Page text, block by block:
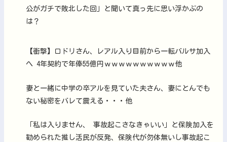
公がガチで敗北した回」と聞いて真っ先に思い浮かぶの
は？
【衝撃】ロドリさん、レアル入り目前から一転バルサ加入
へ 4年契約で年俸55億円ｗｗｗｗｗｗｗｗｗｗ他
妻と一緒に中学の卒アルを見ていた夫さん、妻にとんでも
ない秘密をバレて震える・・・他
「私は入りません、 事故起こさなきゃいい」と保険加入を
勧められた推し活民が反発、保険代が勿体無いし事故起こ